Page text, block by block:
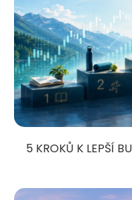
5 KROKŮ K LEPŠÍ